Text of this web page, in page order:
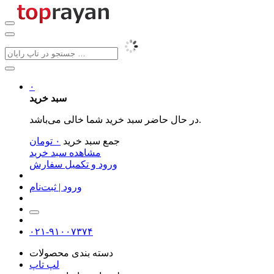
۰
سبد خرید
در حال حاضر سبد خرید شما خالی می‌باشد.
جمع سبد خرید ۰ تومان
مشاهده سبد خرید
ورود و تکمیل سفارش
ورود | ثبت‌نام
۰۲۱-۹۱۰۰۷۳۷۴
دسته بندی محصولات
لپ تاپ